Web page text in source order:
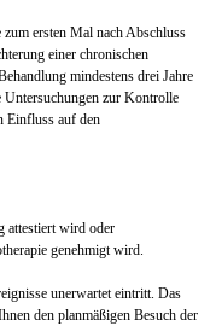
ersten Mal nach Abschluss
einer chronischen
mindestens drei Jahre
Untersuchungen zur Kontrolle
Einfluss auf den
attestiert wird oder
genehmigt wird.
unerwartet eintritt. Das
den planmäßigen Besuch der